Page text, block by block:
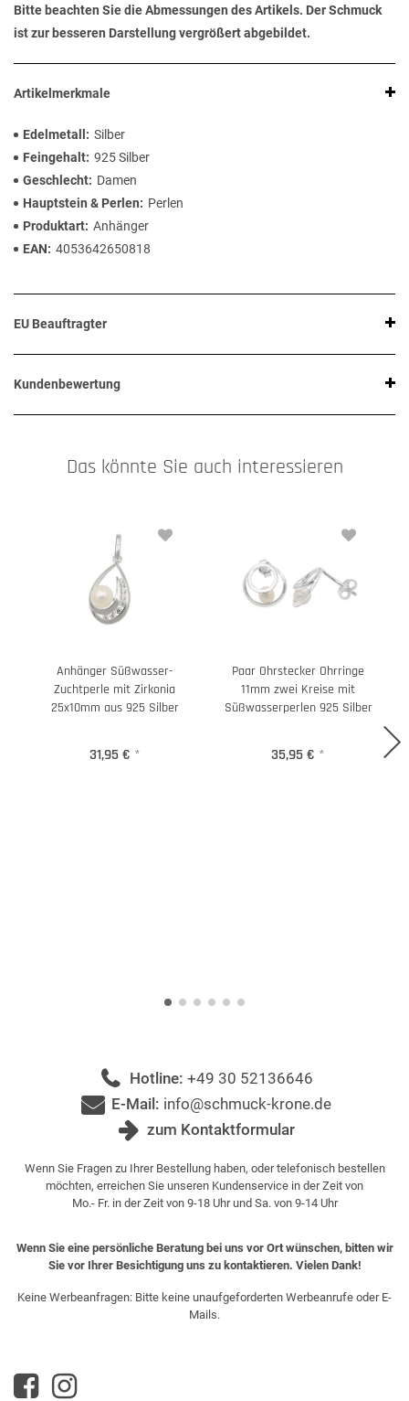
Bitte beachten Sie die Abmessungen des Artikels. Der Schmuck
ist zur besseren Darstellung vergrößert abgebildet.
Artikelmerkmale
Edelmetall
Silber
Feingehalt 925 Silber
Geschlecht
Damen
Hauptstein & Perlen
Perlen
Produktart Anhänger
EAN
4053642650818
EU Beauftragter
Kundenbewertung
Das könnte Sie auch interessieren
Anhänger Süßwasser-
Zuchtperle mit Zirkonia
25x10mm aus 925 Silber
31,95 € *
Paar Ohrstecker Ohrringe
11mm zwei Kreise mit
Süßwasserperlen 925 Silber
35,95 € *
Hotline: +49 30 52136646
E-Mail: info@schmuck-krone.de
zum Kontaktformular
Wenn Sie Fragen zu Ihrer Bestellung haben, oder telefonisch bestellen
möchten, erreichen Sie unseren Kundenservice in der Zeit von
Mo.- Fr. in der Zeit von 9-18 Uhr und Sa. von 9-14 Uhr
Wenn Sie eine persönliche Beratung bei uns vor Ort wünschen, bitten wir
Sie vor Ihrer Besichtigung uns zu kontaktieren. Vielen Dank!
Keine Werbeanfragen: Bitte keine unaufgeforderten Werbeanrufe oder E-
Mails.